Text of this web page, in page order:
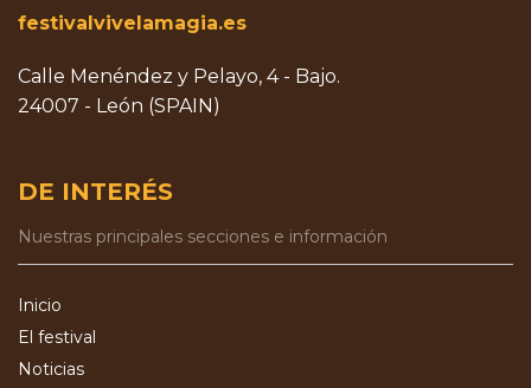
festivalvivelamagia.es
Calle Menéndez y Pelayo, 4 - Bajo.
24007 - León (SPAIN)
DE INTERÉS
Nuestras principales secciones e información
Inicio
El festival
Noticias